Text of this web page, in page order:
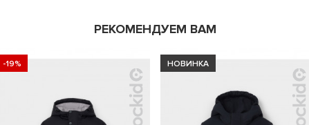
РЕКОМЕНДУЕМ ВАМ
-19% НОВИНКА